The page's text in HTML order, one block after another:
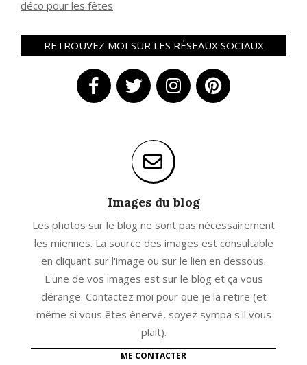
déco pour les fêtes
RETROUVEZ MOI SUR LES RÉSEAUX SOCIAUX
Images du blog
Les photos sur le blog ne sont pas nécessairement
les miennes. La source des images est consultable
en cliquant sur l'image ou sur le lien en dessous.
L'une de vos images est sur le blog et ça vous
dérange. Contactez moi pour que je la retire (et
même si vous êtes énervé, soyez sympa s'il vous
plait).
ME CONTACTER